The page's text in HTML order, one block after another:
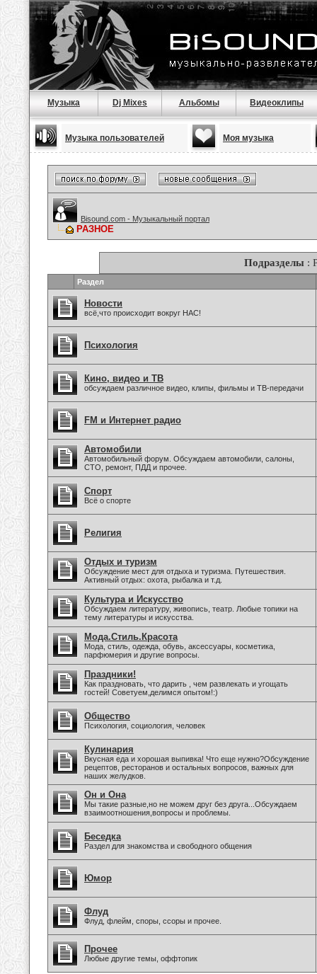
Музыка Dj Mixes Альбомы Видеоклипы
Музыка пользователей Моя музыка
Bisound.com - Музыкальный портал
РАЗНОЕ
Подразделы :
Раздел
Новости
всё,что происходит вокруг НАС!
Психология
Кино, видео и ТВ
обсуждаем различное видео, клипы, фильмы и ТВ-передачи
FM и Интернет радио
Автомобили
Автомобильный форум. Обсуждаем автомобили, салоны,
СТО, ремонт, ПДД и прочее.
Спорт
Всё о спорте
Религия
Отдых и туризм
Обсуждение мест для отдыха и туризма. Путешествия.
Активный отдых: охота, рыбалка и т.д.
Культура и Искусство
Обсуждаем литературу, живопись, театр. Любые топики на
тему литературы и искусства.
Мода.Стиль.Красота
Мода, стиль, одежда, обувь, аксессуары, косметика,
парфюмерия и другие вопросы.
Праздники!
Как праздновать, что дарить , чем развлекать и угощать
гостей! Советуем,делимся опытом!:)
Общество
Психология, социология, человек
Кулинария
Вкусная еда и хорошая выпивка! Что еще нужно?Обсуждение
рецептов, ресторанов и остальных вопросов, важных для
наших желудков.
Он и Она
Мы такие разные,но не можем друг без друга...Обсуждаем
взаимоотношения,вопросы и проблемы.
Беседка
Раздел для знакомства и свободного общения
Юмор
Флуд
Флуд, флейм, споры, ссоры и прочее.
Прочее
Любые другие темы, оффтопик